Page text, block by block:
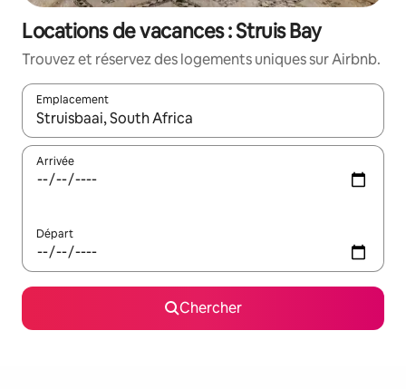
Locations de vacances : Struis Bay
Trouvez et réservez des logements uniques sur Airbnb.
Emplacement
Quand les résultats sont affichés, parcourez-les en utilisant
Arrivée
Départ
Chercher